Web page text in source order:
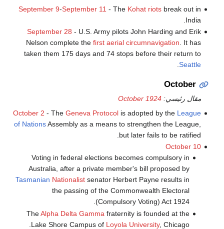
September 9-September 11 - The Kohat riotsbreak out in
India.
September 28 - U.S. Army pilots John Harding and Erik
Nelson complete the first aerial circumnavigation. It has
taken them 175 days and 74 stops before their return to
Seattle
.
October
مقال رئيسي:October 1924
October 2 - The Geneva Protocolis adopted by the League
of NationsAssembly as a means to strengthen the League,
but later fails to be ratified.
October 10
Voting in federal elections becomes compulsory in
Australia, after a private member's bill proposed by
Tasmanian Nationalist senator Herbert Payne results in
the passing of the Commonwealth Electoral
(Compulsory Voting) Act 1924.
TheAlpha Delta Gamma fraternity is founded at the
Lake Shore Campus of Loyola University, Chicago.